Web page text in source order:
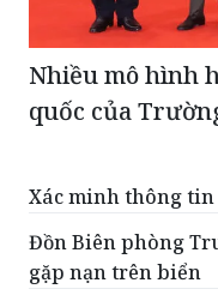
quốc của
Xác minh thông tin